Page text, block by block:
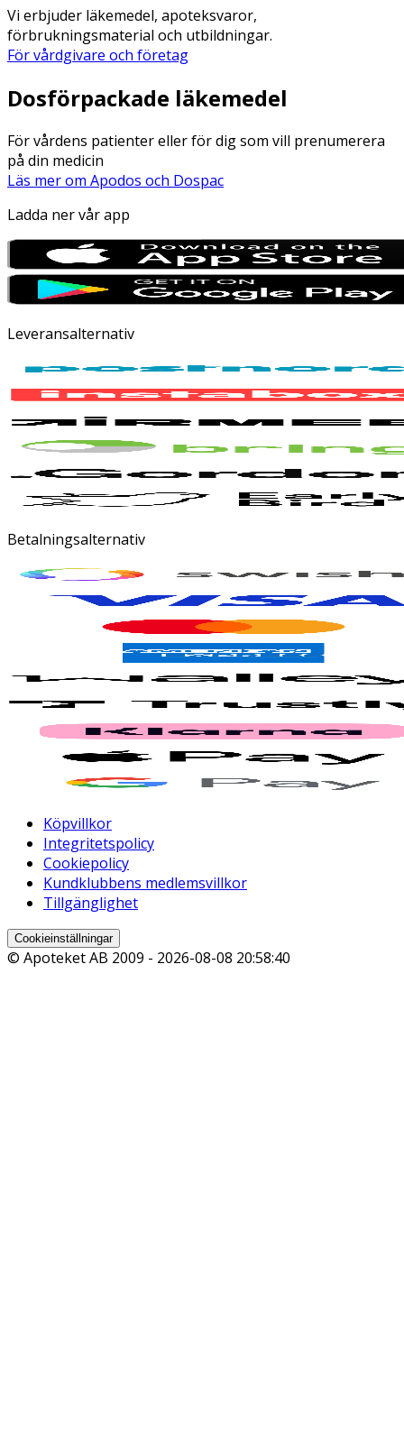
Vi erbjuder läkemedel, apoteksvaror,
förbrukningsmaterial och utbildningar.
För vårdgivare och företag
Dosförpackade läkemedel
För vårdens patienter eller för dig som vill prenumerera
på din medicin
Läs mer om Apodos och Dospac
Ladda ner vår app
Leveransalternativ
Betalningsalternativ
Köpvillkor
Integritetspolicy
Cookiepolicy
Kundklubbens medlemsvillkor
Tillgänglighet
Cookieinställningar
© Apoteket AB 2009 - 2026-08-08 20:58:40